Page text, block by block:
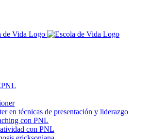
en técnicas de presentación y liderazgo
con PNL
con PNL